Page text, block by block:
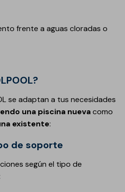
frente a aguas cloradas o
se adaptan a tus necesidades
una piscina nuevacomo
existente:
de soporte
según el tipo de